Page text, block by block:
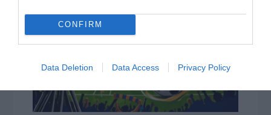
CONFIRM
Data Deletion Data Access Privacy Policy